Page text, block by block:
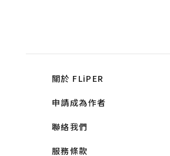
關於 FLiPER
申請成為作者
聯絡我們
服務條款